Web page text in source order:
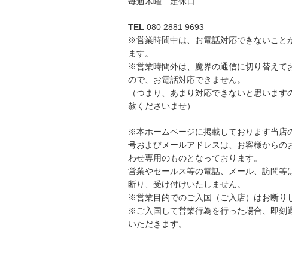
TEL 080 2881 9693
※営業時間中は、お電話対応できないこと
ます。
※営業時間外は、魔界の通信に切り替えて
ので、お電話対応できません。
（つまり、あまり対応できないと思います
赦くださいませ）
※本ホームページに掲載しております当店
号およびメールアドレスは、お客様からの
わせ専用のものとなっております。
営業やセールス等の電話、メール、訪問等
断り、受け付けいたしません。
※営業目的でのご入国（ご入店）はお断り
※ご入国して営業行為を行った場合、即刻
いただきます。